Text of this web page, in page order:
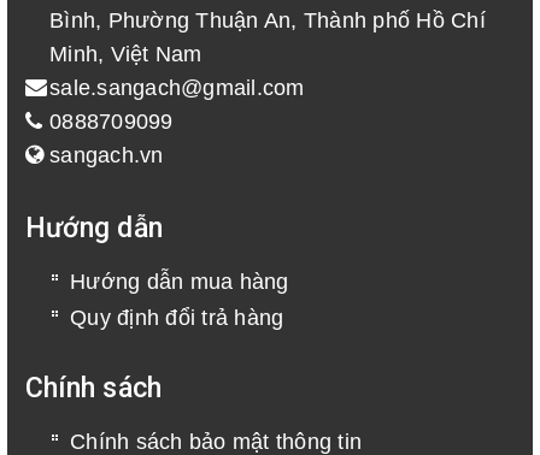
Bình, Phường Thuận An, Thành phố Hồ Chí
Minh, Việt Nam
sale.sangach@gmail.com
0888709099
sangach.vn
Hướng dẫn
Hướng dẫn mua hàng
Quy định đổi trả hàng
Chính sách
Chính sách bảo mật thông tin